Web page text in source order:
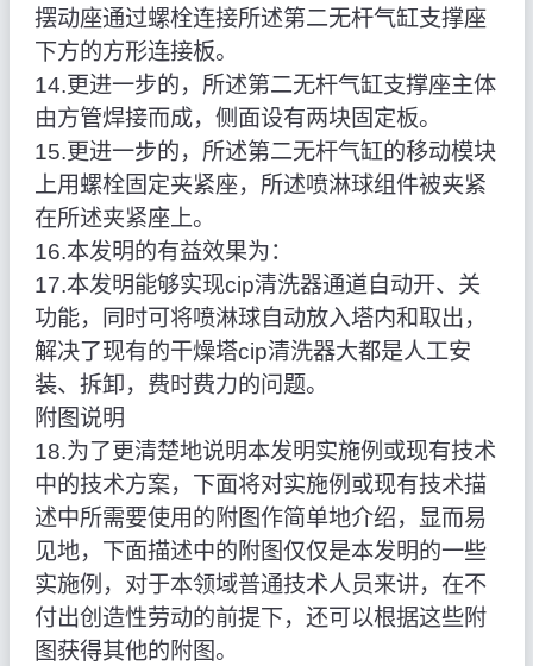
摆动座通过螺栓连接所述第二无杆气缸支撑座
下方的方形连接板。
14.更进一步的，所述第二无杆气缸支撑座主体
由方管焊接而成，侧面设有两块固定板。
15.更进一步的，所述第二无杆气缸的移动模块
上用螺栓固定夹紧座，所述喷淋球组件被夹紧
在所述夹紧座上。
16.本发明的有益效果为：
17.本发明能够实现cip清洗器通道自动开、关
功能，同时可将喷淋球自动放入塔内和取出，
解决了现有的干燥塔cip清洗器大都是人工安
装、拆卸，费时费力的问题。
附图说明
18.为了更清楚地说明本发明实施例或现有技术
中的技术方案，下面将对实施例或现有技术描
述中所需要使用的附图作简单地介绍，显而易
见地，下面描述中的附图仅仅是本发明的一些
实施例，对于本领域普通技术人员来讲，在不
付出创造性劳动的前提下，还可以根据这些附
图获得其他的附图。